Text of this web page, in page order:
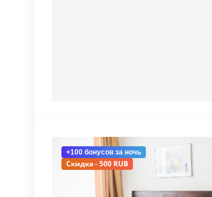
+100 бонусов за ночь
Скидка - 500 RUB